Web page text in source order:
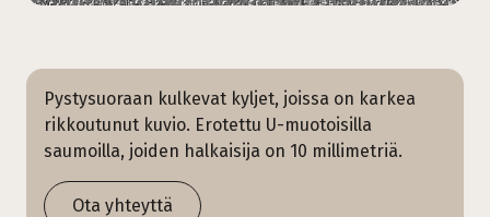
Pystysuoraan kulkevat kyljet, joissa on karkea
rikkoutunut kuvio. Erotettu U-muotoisilla
saumoilla, joiden halkaisija on 10 millimetriä.
Ota yhteyttä